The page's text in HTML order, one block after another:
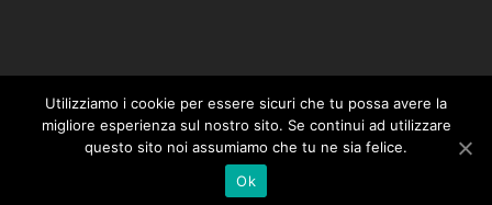
DOTFLORENCE WEB AGENCY
Utilizziamo i cookie per essere sicuri che tu possa avere la
migliore esperienza sul nostro sito. Se continui ad utilizzare
questo sito noi assumiamo che tu ne sia felice.
Ok